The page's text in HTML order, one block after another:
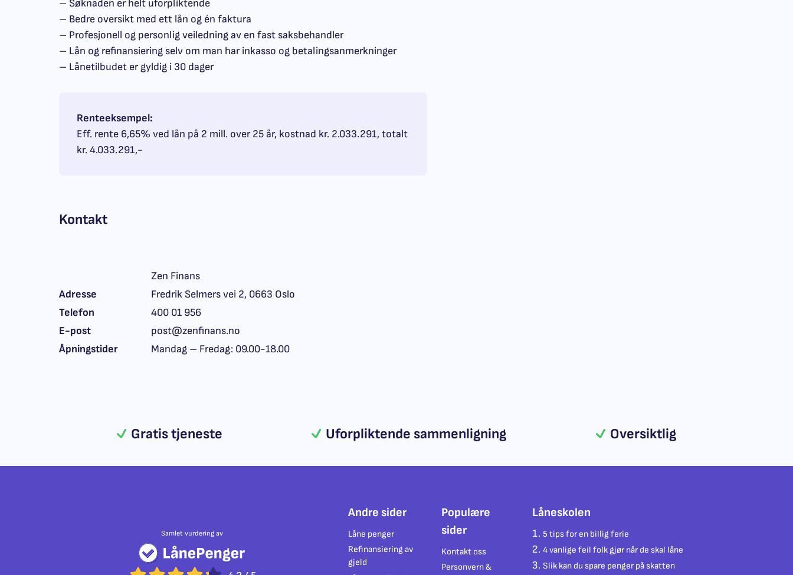
– Søknaden er helt uforpliktende
– Bedre oversikt med ett lån og én faktura
– Profesjonell og personlig veiledning av en fast saksbehandler
– Lån og refinansiering selv om man har inkasso og betalingsanmerkninger
– Lånetilbudet er gyldig i 30 dager
Renteeksempel:
Eff. rente 6,65% ved lån på 2 mill. over 25 år, kostnad kr. 2.033.291, totalt
kr. 4.033.291,-
Kontakt
Zen Finans
Adresse
Fredrik Selmers vei 2, 0663 Oslo
Telefon
400 01 956
E-post
post@zenfinans.no
Åpningstider
Mandag – Fredag: 09.00-18.00
Gratis tjeneste Uforpliktende sammenligning Oversiktlig
Samlet vurdering av
Andre sider
Låne penger
Refinansiering av
gjeld
Populære
sider
Kontakt oss
Personvern &
Låneskolen
5 tips for en billig ferie
4 vanlige feil folk gjør når de skal låne
Slik kan du spare penger på skatten